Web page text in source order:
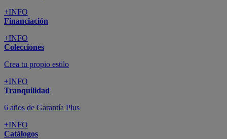
+INFO
Financiación
+INFO
Colecciones
Crea tu propio estilo
+INFO
Tranquilidad
6 años de Garantía Plus
+INFO
Catálogos